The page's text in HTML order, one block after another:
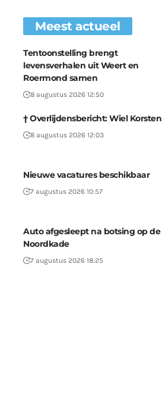
Meest actueel
Tentoonstelling brengt
levensverhalen uit Weert en
Roermond samen
8 augustus 2026 12:50
† Overlijdensbericht: Wiel Korsten
8 augustus 2026 12:03
Nieuwe vacatures beschikbaar
7 augustus 2026 10:57
Auto afgesleept na botsing op de
Noordkade
7 augustus 2026 18:25